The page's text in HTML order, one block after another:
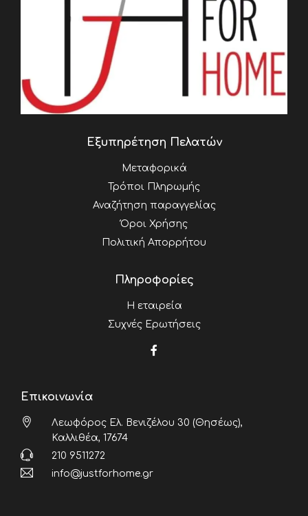
Εξυπηρέτηση Πελατών
Μεταφορικά
Τρόποι Πληρωμής
Αναζήτηση παραγγελίας
Όροι Χρήσης
Πολιτική Απορρήτου
Πληροφορίες
Η εταιρεία
Συχνές Ερωτήσεις
Επικοινωνία
Λεωφόρος Ελ. Βενιζέλου 30 (Θησέως),
Καλλιθέα, 17674
210 9511272
info@justforhome.gr